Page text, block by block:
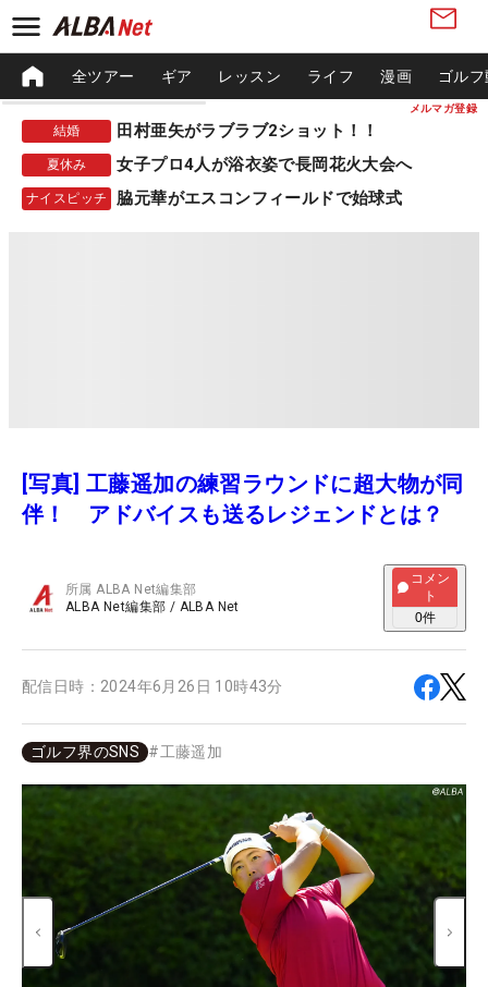
メルマガ登録
全ツアー ギア レッスン ライフ 漫画 ゴル
結婚 田村亜矢がラブラブ2ショット！！
夏休み 女子プロ4人が浴衣姿で長岡花火大会へ
ナイスピッチ 脇元華がエスコンフィールドで始球式
[写真] 工藤遥加の練習ラウンドに超大物が同
伴！ アドバイスも送るレジェンドとは？
所属ALBA Net編集部
ALBA Net編集部 / ALBA Net
コメン
ト
0件
配信日時： 2024年6月26日 10時43分
ゴルフ界のSNS #工藤遥加